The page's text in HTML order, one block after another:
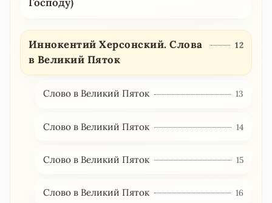
Иннокентий Херсонский. Слова
в Великий Пяток
12
Слово в Великий Пяток 13
Слово в Великий Пяток 14
Слово в Великий Пяток 15
Слово в Великий Пяток 16